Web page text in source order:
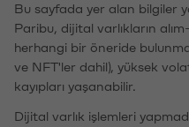
Bu sayfada yer alan bilgiler
Paribu, dijital varlıkların
herhangi bir öneride
ve NFT'ler dahil), yüksek
kayıpları yaşanabilir.
Dijital varlık işlemleri